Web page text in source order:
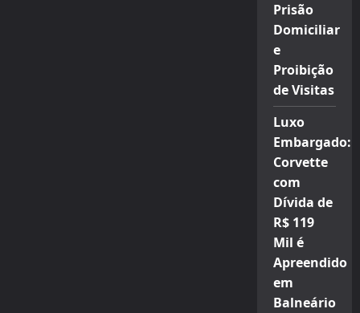
Prisão
Domiciliar
e
Proibição
de Visitas
Luxo
Embargado:
Corvette
com
Dívida de
R$ 119
Mil é
Apreendido
em
Balneário